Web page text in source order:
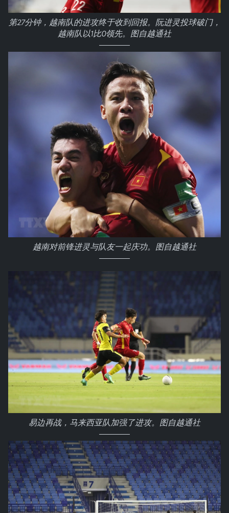
第27分钟，越南队的进攻终于收到回报。阮进灵投球破门，
越南队以1比0领先。图自越通社
越南对前锋进灵与队友一起庆功。图自越通社
易边再战，马来西亚队加强了进攻。图自越通社